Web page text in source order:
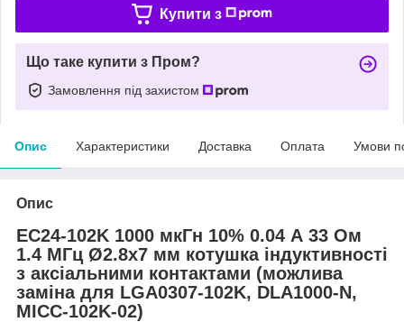
Купити з
Що таке купити з Пром?
Замовлення під захистом
Опис Характеристики Доставка Оплата Умови
Опис
EC24-102K 1000 мкГн 10% 0.04 А 33 Ом
1.4 МГц Ø2.8х7 мм котушка індуктивності
з аксіальними контактами (можлива
заміна для LGA0307-102K, DLA1000-N,
MICC-102K-02)